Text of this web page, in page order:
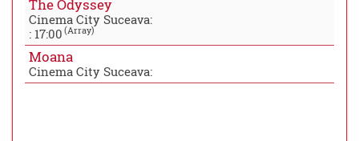
The Odyssey
Cinema City Suceava:
: 17:00 (Array)
Moana
Cinema City Suceava: